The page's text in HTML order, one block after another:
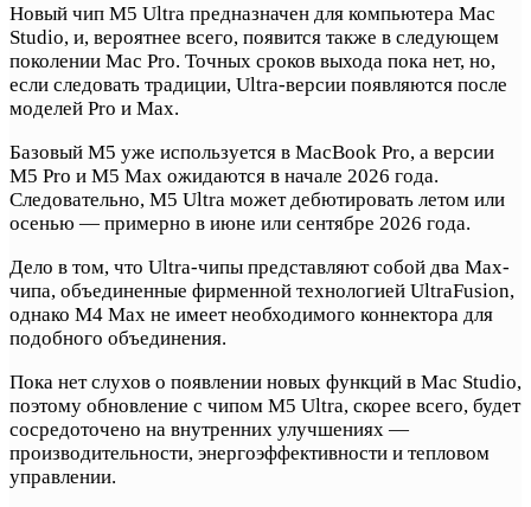
Новый чип M5 Ultra предназначен для компьютера Mac
Studio, и, вероятнее всего, появится также в следующем
поколении Mac Pro. Точных сроков выхода пока нет, но,
если следовать традиции, Ultra-версии появляются после
моделей Pro и Max.
Базовый M5 уже используется в MacBook Pro, а версии
M5 Pro и M5 Max ожидаются в начале 2026 года.
Следовательно, M5 Ultra может дебютировать летом или
осенью — примерно в июне или сентябре 2026 года.
Дело в том, что Ultra-чипы представляют собой два Max-
чипа, объединенные фирменной технологией UltraFusion,
однако M4 Max не имеет необходимого коннектора для
подобного объединения.
Пока нет слухов о появлении новых функций в Mac Studio,
поэтому обновление с чипом M5 Ultra, скорее всего, будет
сосредоточено на внутренних улучшениях —
производительности, энергоэффективности и тепловом
управлении.